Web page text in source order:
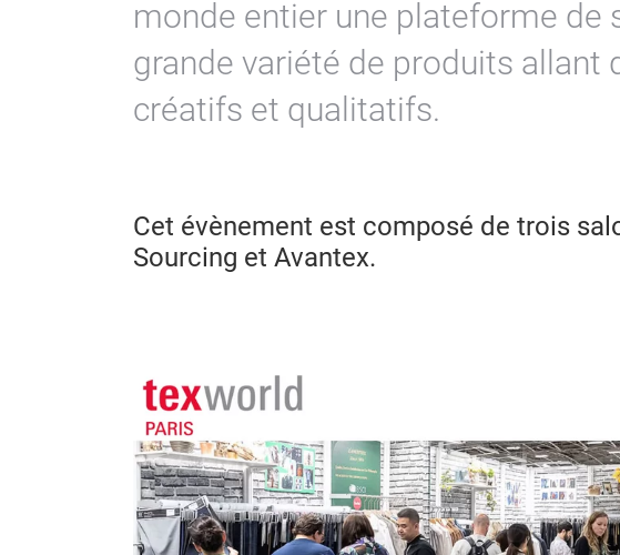
monde entier une plateforme de
grande variété de produits allant
créatifs et qualitatifs.
Cet évènement est composé de trois
Sourcing et Avantex.